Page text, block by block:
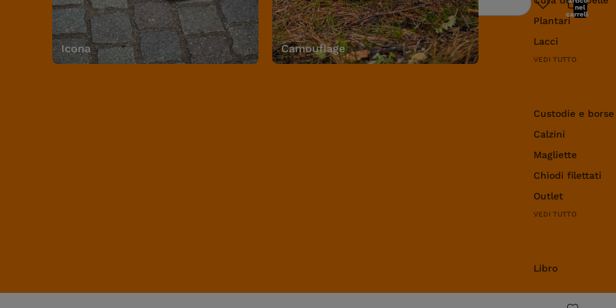
Icona Camouflage
Plantari
Lacci
VEDI TUTTO
Custodie e
Calzini
Magliette
Chiodi filettati
Outlet
VEDI TUTTO
Libro
Ricerca
nel
carrello: